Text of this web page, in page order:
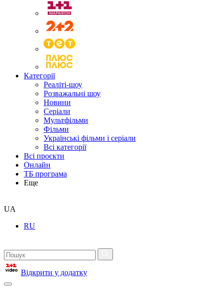
Категорії
Реаліті-шоу
Розважальні шоу
Новини
Серіали
Мультфільми
Фільми
Українські фільми і серіали
Всі категорії
Всі проєкти
Онлайн
ТБ програма
Еще
UA
RU
Відкрити у додатку